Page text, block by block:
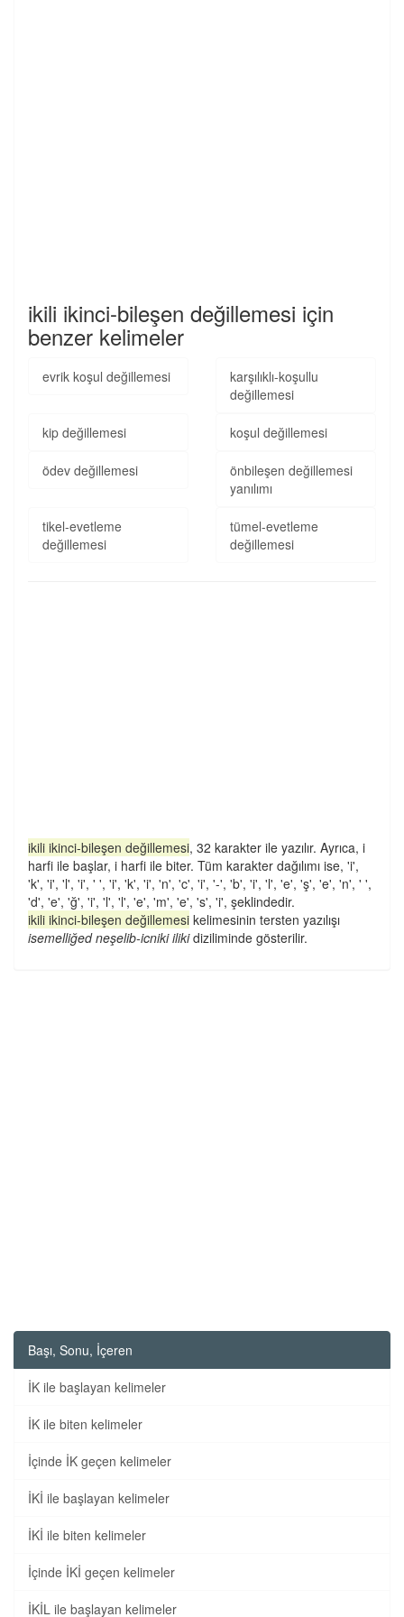
ikili ikinci-bileşen değillemesi için
benzer kelimeler
evrik koşul değillemesi
karşılıklı-koşullu
değillemesi
kip değillemesi koşul değillemesi
ödev değillemesi
önbileşen değillemesi
yanılımı
tikel-evetleme
değillemesi
tümel-evetleme
değillemesi
ikili ikinci-bileşen değillemesi, 32 karakter ile yazılır. Ayrıca, i
harfi ile başlar, i harfi ile biter. Tüm karakter dağılımı ise, 'i',
'k', 'i', 'l', 'i', ' ', 'i', 'k', 'i', 'n', 'c', 'i', '-', 'b', 'i', 'l', 'e', 'ş', 'e', 'n', ' ',
'd', 'e', 'ğ', 'i', 'l', 'l', 'e', 'm', 'e', 's', 'i', şeklindedir.
ikili ikinci-bileşen değillemesi kelimesinin tersten yazılışı
isemelliğed neşelib-icniki ilikidiziliminde gösterilir.
Başı, Sonu, İçeren
İK ile başlayan kelimeler
İK ile biten kelimeler
İçinde İK geçen kelimeler
İKİ ile başlayan kelimeler
İKİ ile biten kelimeler
İçinde İKİ geçen kelimeler
İKİL ile başlayan kelimeler